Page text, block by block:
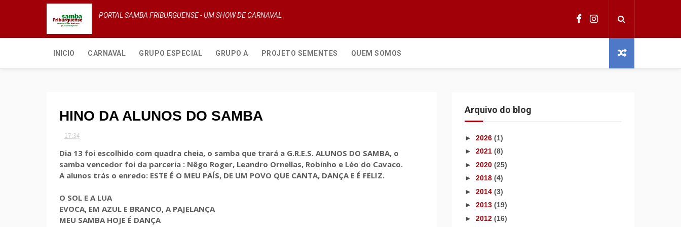
PORTAL SAMBA FRIBURGUENSE - UM SHOW DE CARNAVAL
INICIO CARNAVAL GRUPO ESPECIAL GRUPO A PROJETO SEMENTES QUEM SOMOS
HINO DA ALUNOS DO SAMBA
17:34
Dia 13 foi escolhido com quadra cheia, o samba que trará a G.R.E.S. ALUNOS DO SAMBA, o
samba vencedor foi da parceria : Nêgo Roger, Leandro Ornellas, Robinho e Léo do Cavaco.
A alunos trás o enredo: ESTE É O MEU PAÍS, DE UM POVO QUE CANTA, DANÇA E É FELIZ.
O SOL E A LUA
EVOCA, EM AZUL E BRANCO, A PAJELANÇA
MEU SAMBA HOJE É DANÇA
Arquivo do blog
► 2026 (1)
► 2021 (8)
► 2020 (25)
► 2018 (4)
► 2014 (3)
► 2013 (19)
► 2012 (16)